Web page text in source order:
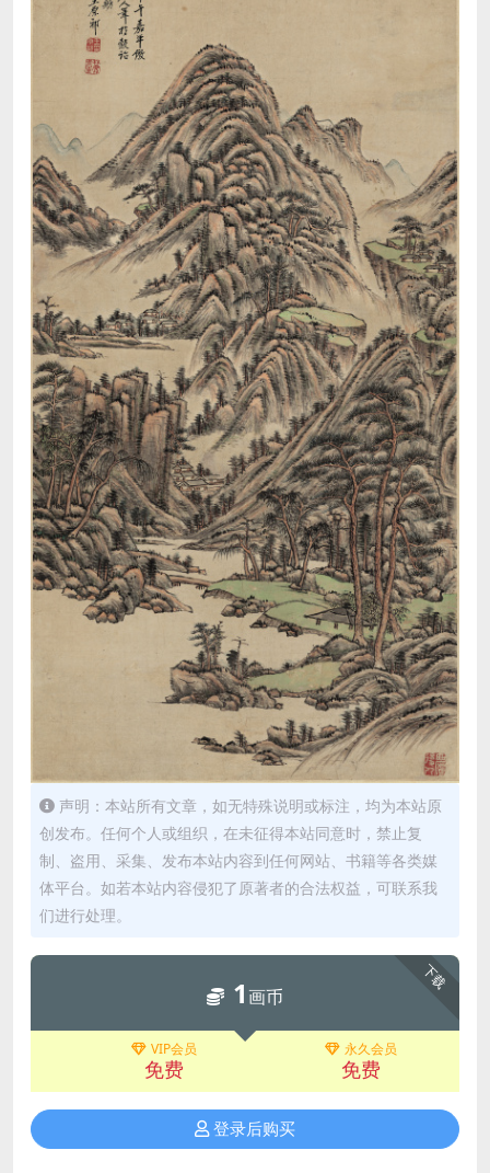
声明：本站所有文章，如无特殊说明或标注，均为本站原
创发布。任何个人或组织，在未征得本站同意时，禁止复
制、盗用、采集、发布本站内容到任何网站、书籍等各类媒
体平台。如若本站内容侵犯了原著者的合法权益，可联系我
们进行处理。
下载
1画币
VIP会员
免费
永久会员
免费
登录后购买